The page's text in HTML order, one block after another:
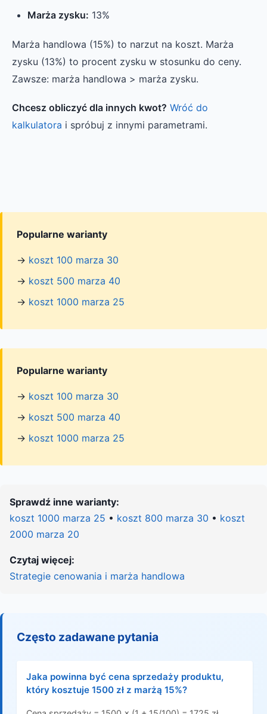
Marża zysku: 13%
Marża handlowa (15%) to narzut na koszt. Marża
zysku (13%) to procent zysku w stosunku do ceny.
Zawsze: marża handlowa > marża zysku.
Chcesz obliczyć dla innych kwot? Wróć do
kalkulatora i spróbuj z innymi parametrami.
Popularne warianty
→ koszt 100 marza 30
→ koszt 500 marza 40
→ koszt 1000 marza 25
Popularne warianty
→ koszt 100 marza 30
→ koszt 500 marza 40
→ koszt 1000 marza 25
Sprawdź inne warianty:
koszt 1000 marza 25 • koszt 800 marza 30 • koszt
2000 marza 20
Czytaj więcej:
Strategie cenowania i marża handlowa
Często zadawane pytania
Jaka powinna być cena sprzedaży produktu,
który kosztuje 1500 zł z marżą 15%?